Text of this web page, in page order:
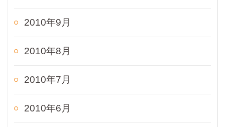
2010年9月
2010年8月
2010年7月
2010年6月